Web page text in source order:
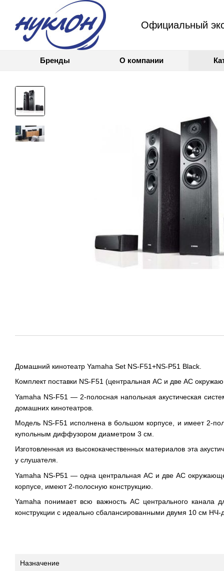
Официальный
Бренды О компании
Домашний кинотеатр Yamaha Set NS-F51+NS-P51 Black.
Комплект поставки NS-F51 (центральная АС и две АС
Yamaha NS-F51 — 2-полосная напольная акустическая
домашних кинотеатров.
Модель NS-F51 исполнена в большом корпусе, и имеет 2-
купольным диффузором диаметром 3 см.
Изготовленная из высококачественных материалов эта
у слушателя.
Yamaha NS-P51 — одна центральная АС и две АС
корпусе, имеют 2-полосную конструкцию.
Yamaha понимает всю важность АС центрального канала
конструкции с идеально сбалансированными двумя 10 см
Назначение